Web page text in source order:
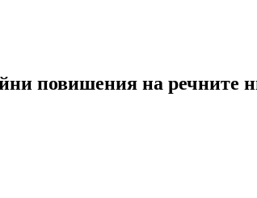
повишения на речните